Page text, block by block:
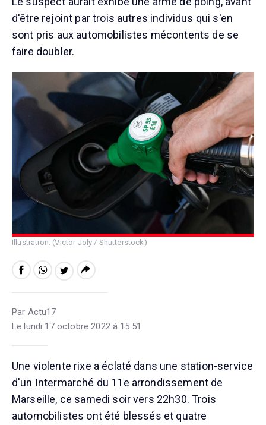
d'être rejoint par trois autres individus qui s'en
sont pris aux automobilistes mécontents de se
faire doubler.
Illustration. (Victor Joly / Shutterstock)
Par Actu17
Le lundi 17 octobre 2022 à 15:51
Une violente rixe a éclaté dans une station-service
d'un Intermarché du 11e arrondissement de
Marseille, ce samedi soir vers 22h30. Trois
automobilistes ont été blessés et quatre